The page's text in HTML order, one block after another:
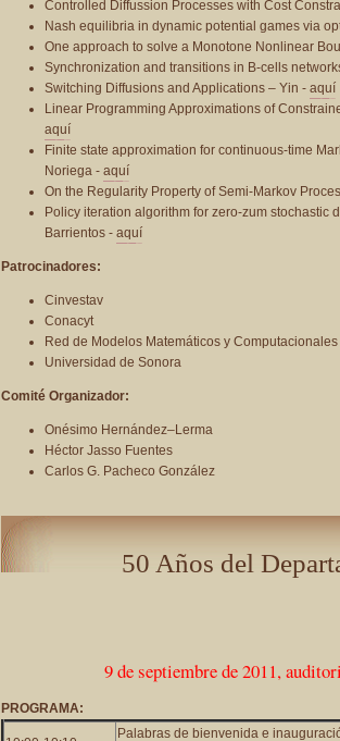
Controlled Diffussion Processes with Cost
Nash equilibria in dynamic potential games via
One approach to solve a Monotone Nonlinear
Synchronization and transitions in B-cells
Switching Diffusions and Applications – Yin - aquí
Linear Programming Approximations of
aquí
Finite state approximation for continuous-time
Noriega - aquí
On the Regularity Property of Semi-Markov
Policy iteration algorithm for zero-zum stochastic
Barrientos - aquí
Patrocinadores:
Cinvestav
Conacyt
Red de Modelos Matemáticos y Computacionales
Universidad de Sonora
Comité Organizador:
Onésimo Hernández–Lerma
Héctor Jasso Fuentes
Carlos G. Pacheco González
50 Años del
9 de septiembre de 2011,
PROGRAMA:
Palabras de bienvenida e